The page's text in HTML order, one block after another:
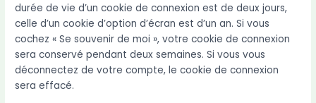
durée de vie d’un cookie de connexion est de deux jours,
celle d’un cookie d’option d’écran est d’un an. Si vous
cochez « Se souvenir de moi », votre cookie de connexion
sera conservé pendant deux semaines. Si vous vous
déconnectez de votre compte, le cookie de connexion
sera effacé.